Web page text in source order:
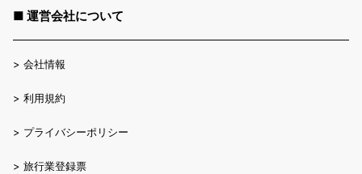
■ 運営会社について
> 会社情報
> 利用規約
> プライバシーポリシー
> 旅行業登録票